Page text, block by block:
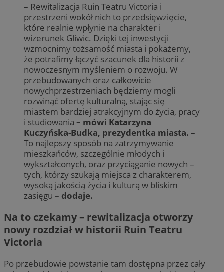
– Rewitalizacja Ruin Teatru Victoria i
przestrzeni wokół nich to przedsięwzięcie,
które realnie wpłynie na charakter i
wizerunek Gliwic. Dzięki tej inwestycji
wzmocnimy tożsamość miasta i pokażemy,
że potrafimy łączyć szacunek dla historii z
nowoczesnym myśleniem o rozwoju. W
przebudowanych oraz całkowicie
nowychprzestrzeniach będziemy mogli
rozwinąć ofertę kulturalną, stając się
miastem bardziej atrakcyjnym do życia, pracy
i studiowania – mówi Katarzyna
Kuczyńska-Budka, prezydentka miasta. –
To najlepszy sposób na zatrzymywanie
mieszkańców, szczególnie młodych i
wykształconych, oraz przyciąganie nowych –
tych, którzy szukają miejsca z charakterem,
wysoką jakością życia i kulturą w bliskim
zasięgu – dodaje.
Na to czekamy – rewitalizacja otworzy
nowy rozdział w historii Ruin Teatru
Victoria
Po przebudowie powstanie tam dostępna przez cały